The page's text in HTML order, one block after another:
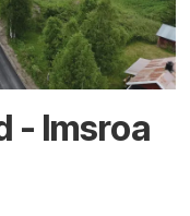
- Imsroa